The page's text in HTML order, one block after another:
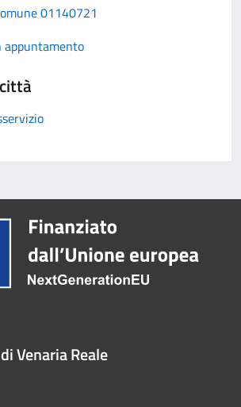
01140721
appuntamento
Venaria Reale